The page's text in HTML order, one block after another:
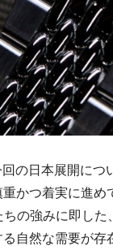
の日本展開につ
重かつ着実に進
の強みに即し
自然な需要が